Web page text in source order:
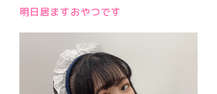
明日居ますおやつです